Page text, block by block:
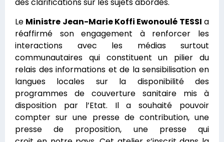
des clarifications sur les sujets abordés.
Le Ministre Jean-Marie Koffi Ewonoulé TESSI a
réaffirmé son engagement à renforcer les
interactions avec les médias surtout
communautaires qui constituent un pilier du
relais des informations et de la sensibilisation en
langues locales sur la disponibilité des
programmes de couverture sanitaire mis à
disposition par l’Etat. Il a souhaité pouvoir
compter sur une presse de contribution, une
presse de proposition, une presse qui